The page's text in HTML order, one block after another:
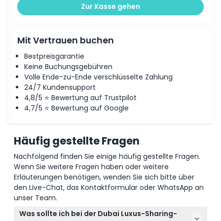
Zur Kasse gehen
Mit Vertrauen buchen
Bestpreisgarantie
Keine Buchungsgebühren
Volle Ende-zu-Ende verschlüsselte Zahlung
24/7 Kundensupport
4,8/5 ⭐ Bewertung auf Trustpilot
4,7/5 ⭐ Bewertung auf Google
Häufig gestellte Fragen
Nachfolgend finden Sie einige häufig gestellte Fragen.
Wenn Sie weitere Fragen haben oder weitere
Erläuterungen benötigen, wenden Sie sich bitte über
den Live-Chat, das Kontaktformular oder WhatsApp an
unser Team.
Was sollte ich bei der Dubai Luxus-Sharing-